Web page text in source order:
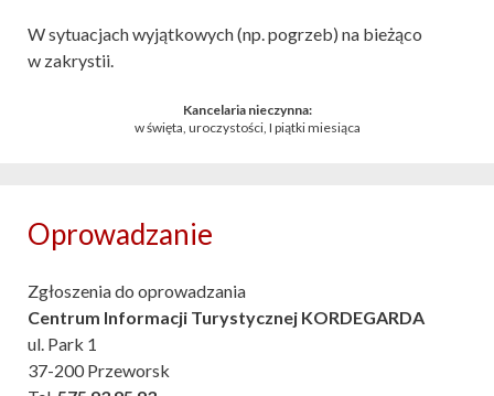
W sytuacjach wyjątkowych (np. pogrzeb) na bieżąco
w zakrystii.
Kancelaria nieczynna:
w święta, uroczystości, I piątki miesiąca
Oprowadzanie
Zgłoszenia do oprowadzania
Centrum Informacji Turystycznej KORDEGARDA
ul. Park 1
37-200 Przeworsk